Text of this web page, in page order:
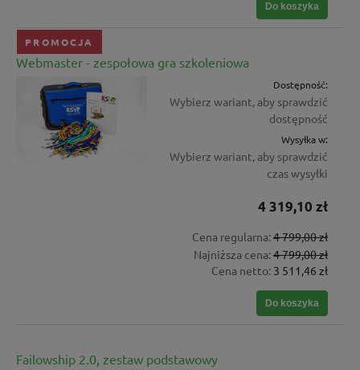
Do koszyka
Webmaster - zespołowa gra szkoleniowa
Dostępność:
Wybierz wariant, aby sprawdzić
dostępność
Wysyłka w:
Wybierz wariant, aby sprawdzić
czas wysyłki
4 319,10 zł
Cena regularna:4 799,00 zł
Najniższa cena:4 799,00 zł
Cena netto: 3 511,46 zł
Do koszyka
PROMOCJA
Failowship 2.0, zestaw podstawowy